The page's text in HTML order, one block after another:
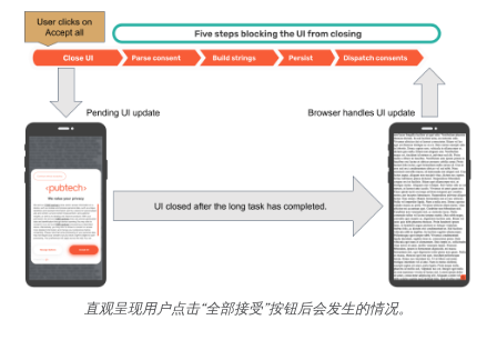
直观呈现用户点击“全部接受”按钮后会发生的情况。